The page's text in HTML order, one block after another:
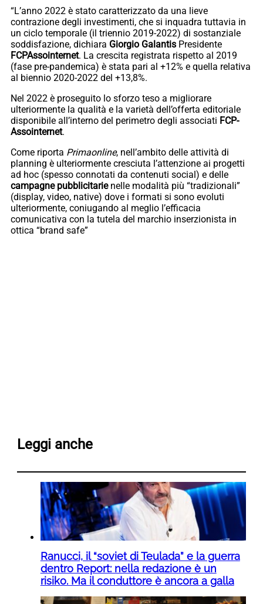
“L’anno 2022 è stato caratterizzato da una lieve
contrazione degli investimenti, che si inquadra tuttavia in
un ciclo temporale (il triennio 2019-2022) di sostanziale
soddisfazione, dichiara Giorgio Galantis Presidente
FCPAssointernet. La crescita registrata rispetto al 2019
(fase pre-pandemica) è stata pari al +12% e quella relativa
al biennio 2020-2022 del +13,8%.
Nel 2022 è proseguito lo sforzo teso a migliorare
ulteriormente la qualità e la varietà dell’offerta editoriale
disponibile all’interno del perimetro degli associati FCP-
Assointernet.
Come riporta Primaonline, nell’ambito delle attività di
planning è ulteriormente cresciuta l’attenzione ai progetti
ad hoc (spesso connotati da contenuti social) e delle
campagne pubblicitarienelle modalità più “tradizionali”
(display, video, native) dove i formati si sono evoluti
ulteriormente, coniugando al meglio l’efficacia
comunicativa con la tutela del marchio inserzionista in
ottica “brand safe”
Leggi anche
Ranucci, il “soviet di Teulada” e la guerra
dentro Report: nella redazione è un
risiko. Ma il conduttore è ancora a galla